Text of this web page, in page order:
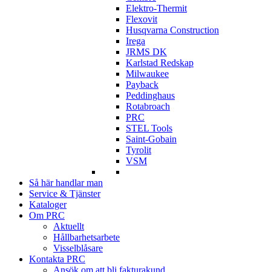
Elektro-Thermit
Flexovit
Husqvarna Construction
Irega
JRMS DK
Karlstad Redskap
Milwaukee
Payback
Peddinghaus
Rotabroach
PRC
STEL Tools
Saint-Gobain
Tyrolit
VSM
Så här handlar man
Service & Tjänster
Kataloger
Om PRC
Aktuellt
Hållbarhetsarbete
Visselblåsare
Kontakta PRC
Ansök om att bli fakturakund